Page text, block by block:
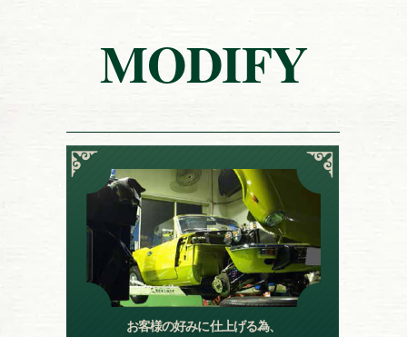
MODIFY
お客様の好みに仕上げる為、